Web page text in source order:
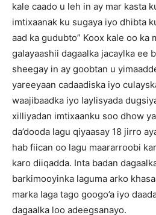
kale caado u leh in ay mar kasta
imtixaanak ku sugaya iyo dhibta
aad ka gudubto” Koox kale oo ka
galayaashii dagaalka jacaylka ee
sheegay in ay goobtan u
yareeyaan cadaadiska iyo
waajibaadka iyo laylisyada
xilliyadan imtixaanku soo dhow
da’dooda lagu qiyaasay 18 jirro
hab fiican oo lagu maararroobi
karo diiqadda. Inta badan
barkimooyinka laguma arko
marka laga tago googo’a iyo
dagaalka loo adeegsanayo.